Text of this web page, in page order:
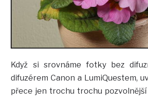
Když si srovnáme fotky bez
difuzérem Canon a LumiQuestem,
přece jen trochu trochu pozvolnější